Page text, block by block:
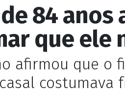
84
que ele
afirmou que o
costumava